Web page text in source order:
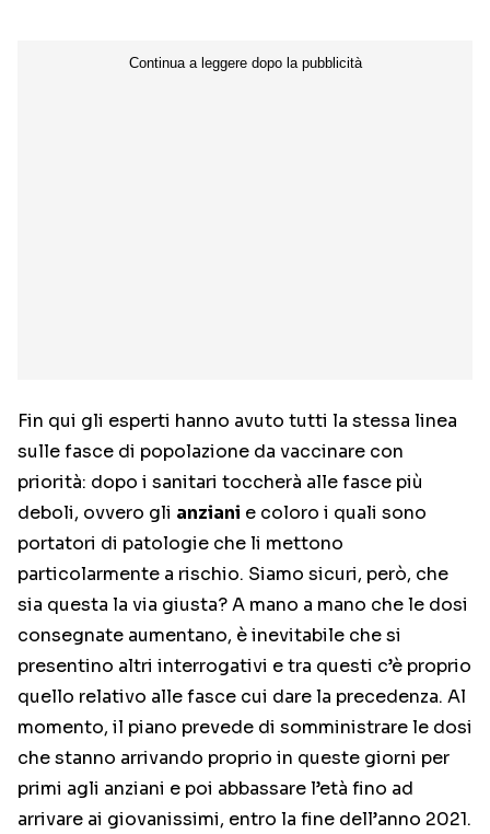
Fin qui gli esperti hanno avuto tutti la stessa linea
sulle fasce di popolazione da vaccinare con
priorità: dopo i sanitari toccherà alle fasce più
deboli, ovvero gli anziani e coloro i quali sono
portatori di patologie che li mettono
particolarmente a rischio. Siamo sicuri, però, che
sia questa la via giusta? A mano a mano che le dosi
consegnate aumentano, è inevitabile che si
presentino altri interrogativi e tra questi c’è proprio
quello relativo alle fasce cui dare la precedenza. Al
momento, il piano prevede di somministrare le dosi
che stanno arrivando proprio in queste giorni per
primi agli anziani e poi abbassare l’età fino ad
arrivare ai giovanissimi, entro la fine dell’anno 2021.